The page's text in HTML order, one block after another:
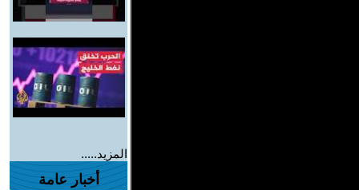
المزيد.....
أخبار عامة